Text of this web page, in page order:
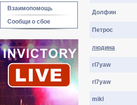
Взаимопомощь
Сообщи о сбое
Долфин
Пeтpoc
людина
rl7yaw
rl7yaw
mikl